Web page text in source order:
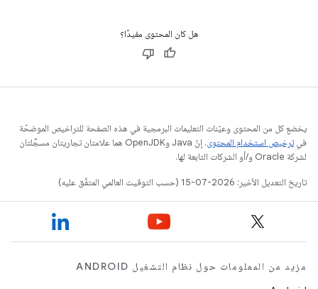
هل كان المحتوى مفيدًا؟
يخضع كل من المحتوى وعيّنات التعليمات البرمجية في هذه الصفحة للتراخيص الموضحّة
فيترخيص استخدام المحتوى
. إنّ Java وOpenJDK هما علامتان تجاريتان مسجَّلتان
لشركة Oracle و/أو الشركات التابعة لها.
تاريخ التعديل الأخير: 2026-07-15 (حسب التوقيت العالمي المتفَّق عليه)
مزيد من المعلومات حول نظام التشغيل ANDROID